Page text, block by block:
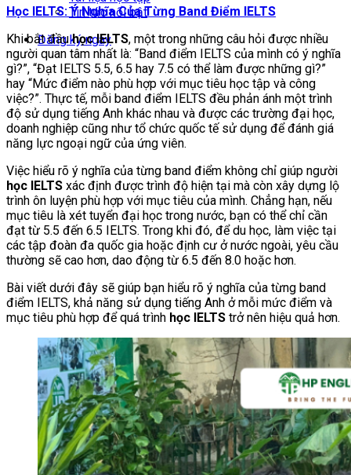
Tin tức nổi bật
Đăng ký ngay
Học IELTS: Ý Nghĩa Của Từng Band Điểm IELTS
Khi bắt đầuhọc IELTS, một trong những câu hỏi được nhiều
người quan tâm nhất là: “Band điểm IELTS của mình có ý nghĩa
gì?”, “Đạt IELTS 5.5, 6.5 hay 7.5 có thể làm được những gì?”
hay “Mức điểm nào phù hợp với mục tiêu học tập và công
việc?”. Thực tế, mỗi band điểm IELTS đều phản ánh một trình
độ sử dụng tiếng Anh khác nhau và được các trường đại học,
doanh nghiệp cũng như tổ chức quốc tế sử dụng để đánh giá
năng lực ngoại ngữ của ứng viên.
Việc hiểu rõ ý nghĩa của từng band điểm không chỉ giúp người
học IELTS xác định được trình độ hiện tại mà còn xây dựng lộ
trình ôn luyện phù hợp với mục tiêu của mình. Chẳng hạn, nếu
mục tiêu là xét tuyển đại học trong nước, bạn có thể chỉ cần
đạt từ 5.5 đến 6.5 IELTS. Trong khi đó, để du học, làm việc tại
các tập đoàn đa quốc gia hoặc định cư ở nước ngoài, yêu cầu
thường sẽ cao hơn, dao động từ 6.5 đến 8.0 hoặc hơn.
Bài viết dưới đây sẽ giúp bạn hiểu rõ ý nghĩa của từng band
điểm IELTS, khả năng sử dụng tiếng Anh ở mỗi mức điểm và
mục tiêu phù hợp để quá trình học IELTS trở nên hiệu quả hơn.